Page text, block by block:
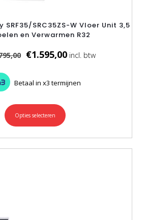
SRF35/SRC35ZS-W Vloer Unit 3,5
en Verwarmen R32
€1.595,00
Betaal in x3 termijnen
Opties selecteren
Dit
product
heeft
meerdere
op